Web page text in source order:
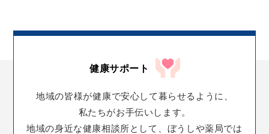
健康サポート
地域の皆様が健康で安心して暮らせるように、
私たちがお手伝いします。
地域の身近な健康相談所として、 ぼうしや薬局では